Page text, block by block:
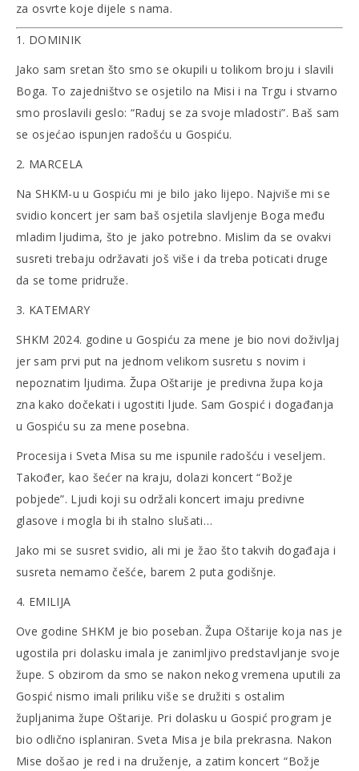
za osvrte koje dijele s nama.
1. DOMINIK
Jako sam sretan što smo se okupili u tolikom broju i slavili
Boga. To zajedništvo se osjetilo na Misi i na Trgu i stvarno
smo proslavili geslo: “Raduj se za svoje mladosti”. Baš sam
se osjećao ispunjen radošću u Gospiću.
2. MARCELA
Na SHKM-u u Gospiću mi je bilo jako lijepo. Najviše mi se
svidio koncert jer sam baš osjetila slavljenje Boga među
mladim ljudima, što je jako potrebno. Mislim da se ovakvi
susreti trebaju održavati još više i da treba poticati druge
da se tome pridruže.
3. KATEMARY
SHKM 2024. godine u Gospiću za mene je bio novi doživljaj
jer sam prvi put na jednom velikom susretu s novim i
nepoznatim ljudima. Župa Oštarije je predivna župa koja
zna kako dočekati i ugostiti ljude. Sam Gospić i događanja
u Gospiću su za mene posebna.
Procesija i Sveta Misa su me ispunile radošću i veseljem.
Također, kao šećer na kraju, dolazi koncert “Božje
pobjede”. Ljudi koji su održali koncert imaju predivne
glasove i mogla bi ih stalno slušati…
Jako mi se susret svidio, ali mi je žao što takvih događaja i
susreta nemamo češće, barem 2 puta godišnje.
4. EMILIJA
Ove godine SHKM je bio poseban. Župa Oštarije koja nas je
ugostila pri dolasku imala je zanimljivo predstavljanje svoje
župe. S obzirom da smo se nakon nekog vremena uputili za
Gospić nismo imali priliku više se družiti s ostalim
župljanima župe Oštarije. Pri dolasku u Gospić program je
bio odlično isplaniran. Sveta Misa je bila prekrasna. Nakon
Mise došao je red i na druženje, a zatim koncert “Božje